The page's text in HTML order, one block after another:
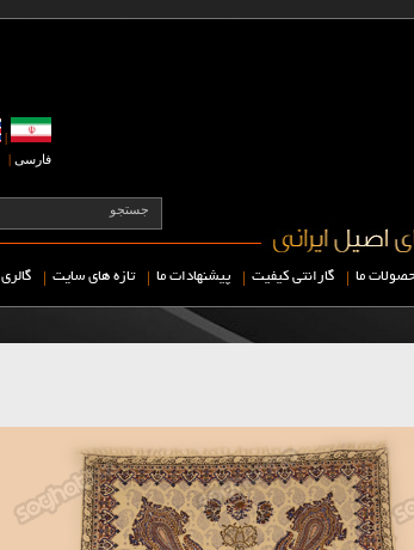
|
فارسی |
ما | گارانتی کیفیت | پیشنهادات ما | تازه های سایت | گالری